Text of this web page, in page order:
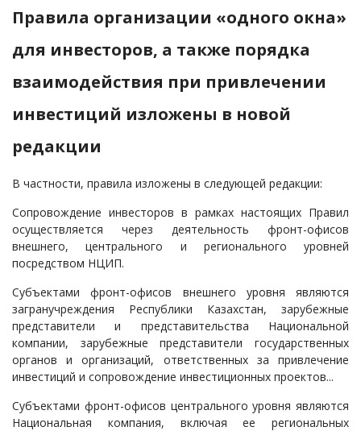
Правила организации «одного окна»
для инвесторов, а также порядка
взаимодействия при привлечении
инвестиций изложены в новой
редакции
В частности, правила изложены в следующей редакции:
Сопровождение инвесторов в рамках настоящих Правил
осуществляется через деятельность фронт-офисов
внешнего, центрального и регионального уровней
посредством НЦИП.
Субъектами фронт-офисов внешнего уровня являются
загранучреждения Республики Казахстан, зарубежные
представители и представительства Национальной
компании, зарубежные представители государственных
органов и организаций, ответственных за привлечение
инвестиций и сопровождение инвестиционных проектов...
Субъектами фронт-офисов центрального уровня являются
Национальная компания, включая ее региональных